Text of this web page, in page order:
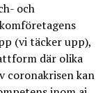
och
(vi täcker upp),
där olika
coronakrisen kan